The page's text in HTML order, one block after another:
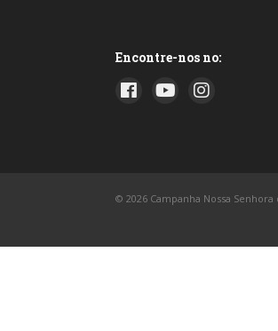
Encontre-nos no:
© 2026 Campanha Nossa